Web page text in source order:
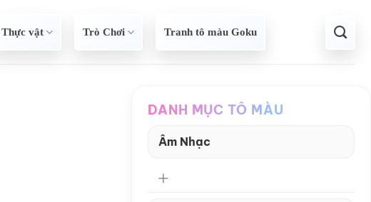
Thực vật Trò Chơi Tranh tô màu Goku
DANH MỤC TÔ MÀU
Âm Nhạc